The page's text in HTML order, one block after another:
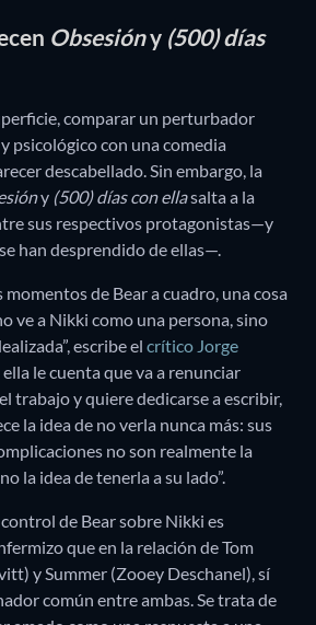
Obsesióny (500) días
comparar un perturbador
psicológico con una comedia
descabellado. Sin embargo, la
y (500) días con ellasalta a la
sus respectivos protagonistas—y
han desprendido de ellas—.
de Bear a cuadro, una cosa
ve a Nikki como una persona, sino
escribe el crítico Jorge
ella le cuenta que va a renunciar
trabajo y quiere dedicarse a escribir,
la idea de no verla nunca más: sus
no son realmente la
la idea de tenerla a su lado”.
de Bear sobre Nikki es
que en la relación de Tom
y Summer (Zooey Deschanel), sí
común entre ambas. Se trata de